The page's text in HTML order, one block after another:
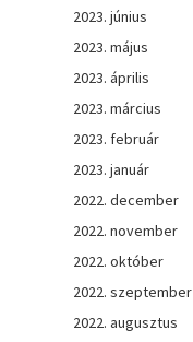
2023. június
2023. május
2023. április
2023. március
2023. február
2023. január
2022. december
2022. november
2022. október
2022. szeptember
2022. augusztus